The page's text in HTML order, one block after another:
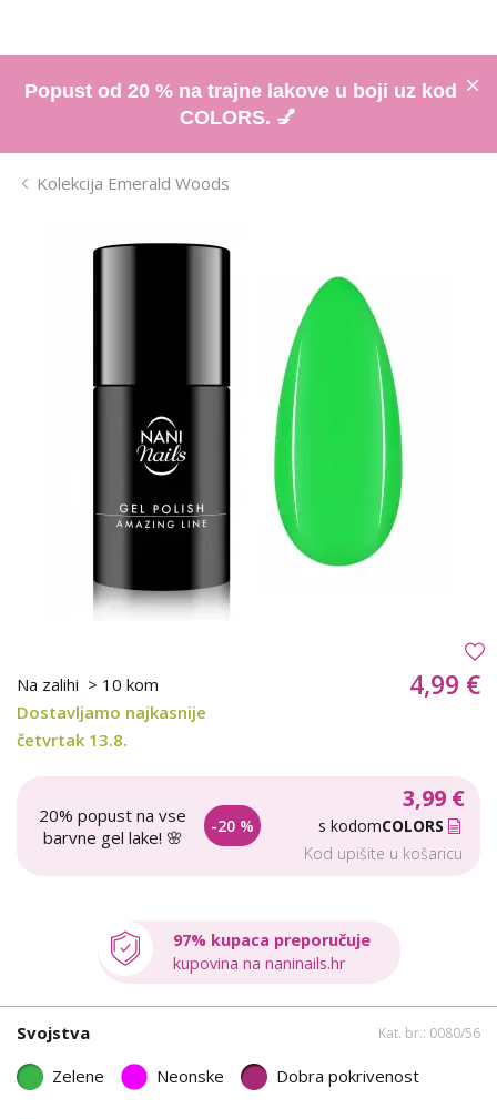
Popust od 20 % na trajne lakove u boji uz kod
COLORS. 💅
Kolekcija Emerald Woods
Na zalihi > 10 kom
Dostavljamo najkasnije
četvrtak 13.8.
4,99 €
20% popust na vse
barvne gel lake! 🌸
-20 %
3,99 €
s kodomCOLORS
Kod upišite u košaricu
97% kupaca preporučuje
kupovina na naninails.hr
Svojstva Kat. br.: 0080/56
Zelene Neonske Dobra pokrivenost